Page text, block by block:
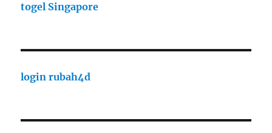
togel Singapore
login rubah4d